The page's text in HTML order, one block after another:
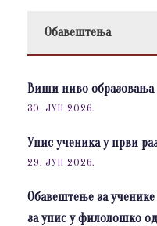
Обавештења
Виши ниво образовања
30. ЈУН 2026.
Упис ученика у први
29. ЈУН 2026.
Обавештење за
за упис у филолошко